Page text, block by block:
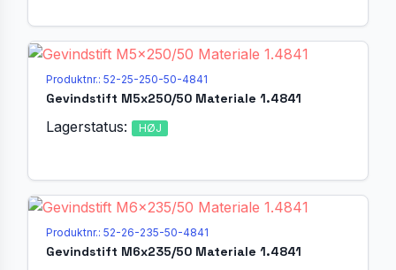
Produktnr.: 52-25-250-50-4841
Gevindstift M5x250/50 Materiale 1.4841
Lagerstatus: HØJ
Produktnr.: 52-26-235-50-4841
Gevindstift M6x235/50 Materiale 1.4841